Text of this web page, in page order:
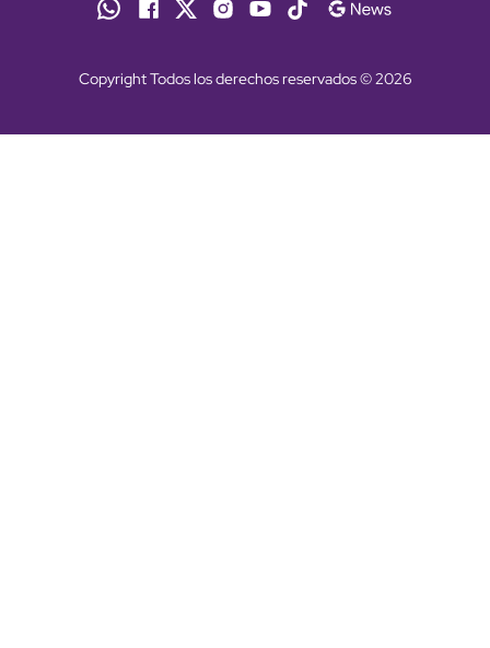
Copyright Todos los derechos reservados © 2026